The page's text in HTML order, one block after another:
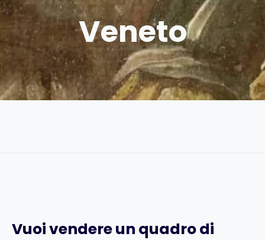
Veneto
Vuoi vendere un quadro di